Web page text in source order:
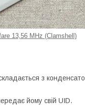
13,56 MHz (Clamshell)
з
йому свій UID.